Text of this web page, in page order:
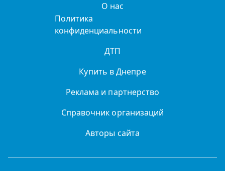
О нас
Политика
конфиденциальности
ДТП
Купить в Днепре
Реклама и партнерство
Справочник организаций
Авторы сайта